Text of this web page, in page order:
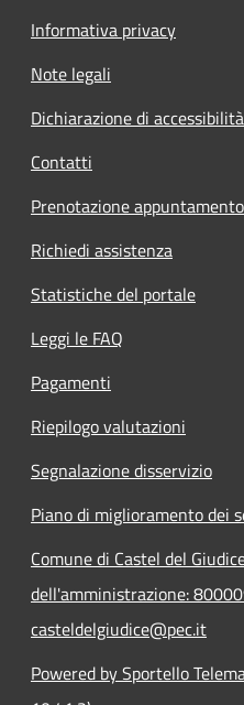
Informativa privacy
Note legali
Dichiarazione di accessibilità
Contatti
Prenotazione appuntamento
Richiedi assistenza
Statistiche del portale
Leggi le FAQ
Pagamenti
Riepilogo valutazioni
Segnalazione disservizio
Piano di miglioramento dei
Comune di Castel del
dell'amministrazione:
casteldelgiudice@pec.it
Powered by Sportello